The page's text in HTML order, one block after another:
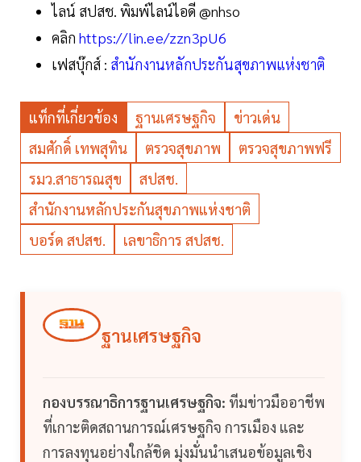
ไลน์ สปสช. พิมพ์ไลน์ไอดี @nhso
คลิก https://lin.ee/zzn3pU6
เฟสบุ๊กส์ : สำนักงานหลักประกันสุขภาพแห่งชาติ
แท็กที่เกี่ยวข้อง ฐานเศรษฐกิจ
ข่าวเด่น
สมศักดิ์ เทพสุทิน
ตรวจสุขภาพ
ตรวจสุขภาพฟรี
รมว.สาธารณสุข
สปสช.
สำนักงานหลักประกันสุขภาพแห่งชาติ
บอร์ด สปสช.
เลขาธิการ สปสช.
ฐานเศรษฐกิจ
กองบรรณาธิการฐานเศรษฐกิจ: ทีมข่าวมืออาชีพ
ที่เกาะติดสถานการณ์เศรษฐกิจ การเมือง และ
การลงทุนอย่างใกล้ชิด มุ่งมั่นนำเสนอข้อมูลเชิง